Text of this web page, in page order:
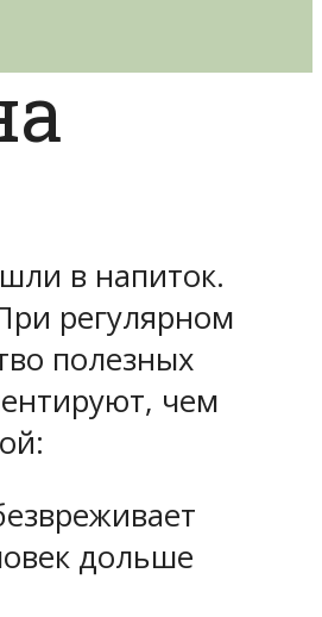
в напиток.
регулярном
полезных
чем
дольше